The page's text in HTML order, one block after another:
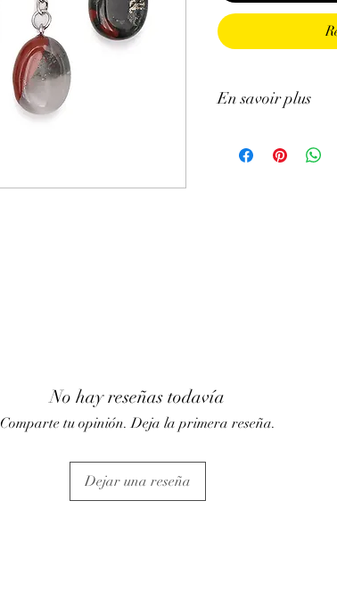
En savoir plus
n'exclut en aucun
No hay reseñas todavía
Comparte tu opinión. Deja la primera reseña.
Dejar una reseña